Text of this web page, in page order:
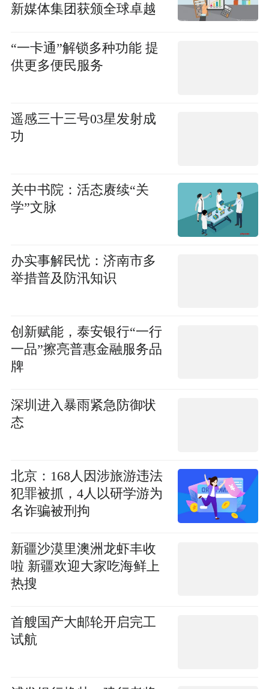
新媒体集团获颁全球卓越
“一卡通”解锁多种功能 提
供更多便民服务
遥感三十三号03星发射成
功
关中书院：活态赓续“关
学”文脉
办实事解民忧：济南市多
举措普及防汛知识
创新赋能，泰安银行“一行
一品”擦亮普惠金融服务品
牌
深圳进入暴雨紧急防御状
态
北京：168人因涉旅游违法
犯罪被抓，4人以研学游为
名诈骗被刑拘
新疆沙漠里澳洲龙虾丰收
啦 新疆欢迎大家吃海鲜上
热搜
首艘国产大邮轮开启完工
试航